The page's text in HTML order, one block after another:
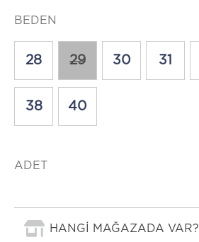
BEDEN
28 29 30 31
38 40
ADET
HANGİ MAĞAZADA VAR?